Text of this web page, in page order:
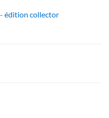
édition collector